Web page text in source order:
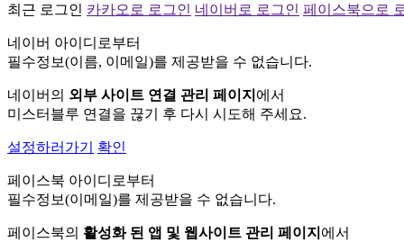
최근 로그인 카카오로 로그인 네이버로 로그인 페이스북으로
네이버 아이디로부터
필수정보(이름, 이메일)를 제공받을 수 없습니다.
네이버의 외부 사이트 연결 관리 페이지 에서
미스터블루 연결을 끊기 후 다시 시도해 주세요.
설정하러가기 확인
페이스북 아이디로부터
필수정보(이메일)를 제공받을 수 없습니다.
페이스북의 활성화 된 앱 및 웹사이트 관리 페이지 에서